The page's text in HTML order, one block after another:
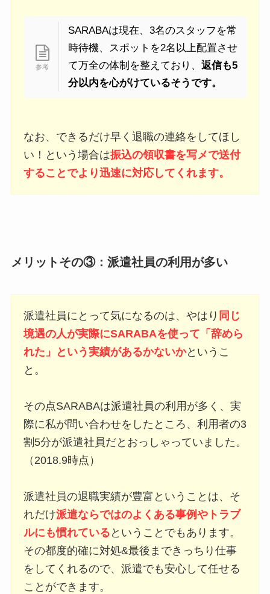
SARABAは現在、3名のスタッフを常
時待機、スポットを2名以上配置させ
て万全の体制を整えており、 返信も5
分以内を心がけているそうです。
なお、できるだけ早く退職の連絡をしてほし
い！という場合は振込の領収書を写メで送付
することでより迅速に対応してくれます。
メリットその③：派遣社員の利用が多い
派遣社員にとって気になるのは、やはり 同じ
境遇の人が実際にSARABAを使って「辞めら
れた」という実績があるかないかというこ
と。
その点SARABAは派遣社員の利用が多く、実
際に私が問い合わせをしたところ、 利用者の3
割5分が派遣社員だとおっしゃっていました。
（2018.9時点）
派遣社員の退職実績が豊富ということは、そ
れだけ派遣ならではのよくある事例やトラブ
ルにも慣れている ということでもあります。
その都度的確に対処&最後まできっちり仕事
をしてくれるので、派遣でも安心して任せる
ことができます。